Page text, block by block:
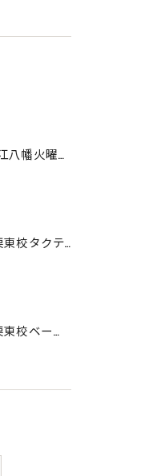
2026.6/9＠近江八幡火曜日校スキルコース
2026.5/20＠栗東校タクティクス・ネクストコース
2026.5/20＠栗東校ベーシック・スキルコース